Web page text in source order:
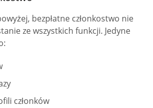
bezpłatne członkostwo nie
ze wszystkich funkcji. Jedyne
członków